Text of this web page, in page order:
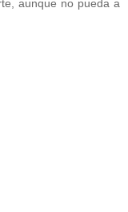
aunque no pueda a